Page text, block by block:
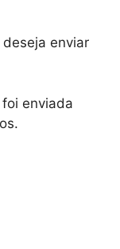
enviar
enviada